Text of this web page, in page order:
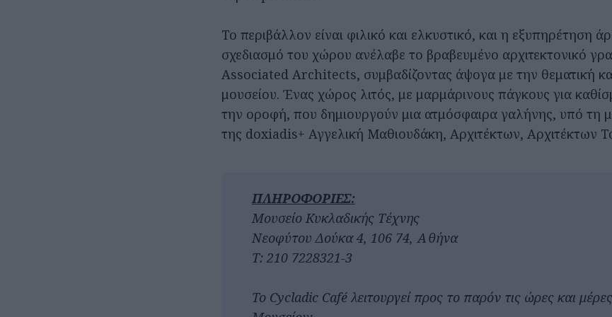
Το περιβάλλον είναι φιλικό και ελκυστικό, και η εξυπηρέτηση
σχεδιασμό του χώρου ανέλαβε το βραβευμένο αρχιτεκτονικό
Associated Architects, συμβαδίζοντας άψογα με την θεματική
μουσείου. Ένας χώρος λιτός, με μαρμάρινους πάγκους για
την οροφή, που δημιουργούν μια ατμόσφαιρα γαλήνης, υπό τη
της doxiadis+ Αγγελική Μαθιουδάκη, Αρχιτέκτων, Αρχιτέκτων
ΠΛΗΡΟΦΟΡΙΕΣ:
Μουσείο Κυκλαδικής Τέχνης
Νεοφύτου Δούκα 4, 106 74, Αθήνα
T: 210 7228321-3
Το Cycladic Café λειτουργεί προς το παρόν τις ώρες και